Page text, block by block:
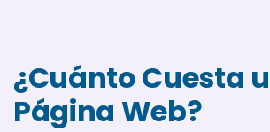
¿Cuánto Cuesta
Página Web?